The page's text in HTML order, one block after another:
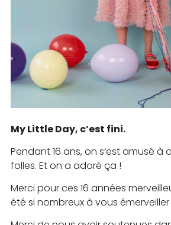
My Little Day, c’est fini.
Pendant 16 ans, on s’est amusé à
folles. Et on a adoré ça !
Merci pour ces 16 années
été si nombreux à vous